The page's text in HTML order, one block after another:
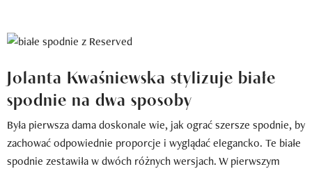
Jolanta Kwaśniewska stylizuje białe
spodnie na dwa sposoby
Była pierwsza dama doskonale wie, jak ograć szersze spodnie, by
zachować odpowiednie proporcje i wyglądać elegancko. Te białe
spodnie zestawiła w dwóch różnych wersjach. W pierwszym